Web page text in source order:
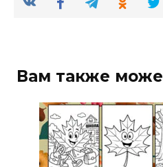
Вам также